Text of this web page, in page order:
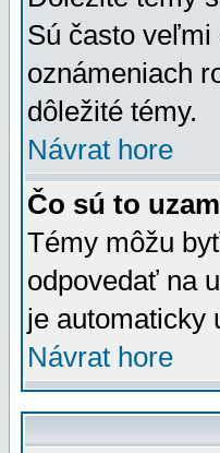
Sú často veľmi
oznámeniach
dôležité témy.
Návrat hore
Čo sú to
Témy môžu
odpovedať na
je automaticky
Návrat hore